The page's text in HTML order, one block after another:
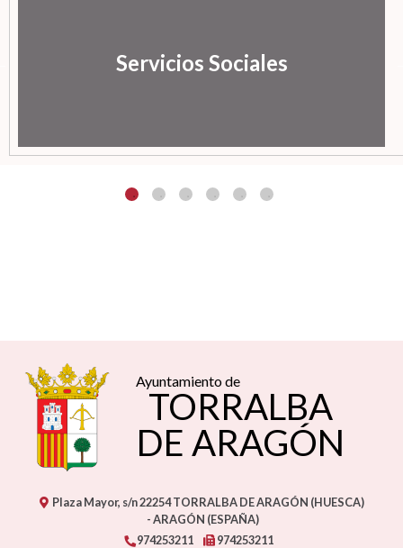
Servicios Sociales
Ayuntamiento de
TORRALBA
DE ARAGÓN
Plaza Mayor, s/n22254 TORRALBA DE ARAGÓN (HUESCA)
- ARAGÓN (ESPAÑA)
974253211
974253211